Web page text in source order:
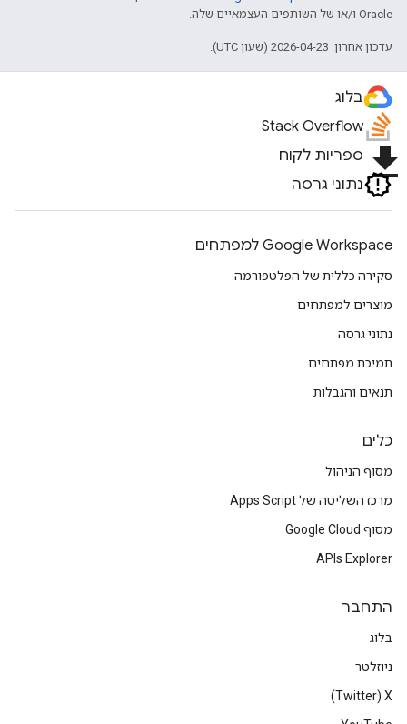
Oracle ו/או של השותפים העצמאיים שלה.
עדכון אחרון: 2026-04-23 (שעון UTC).
בלוג
Stack Overflow
file_download ספריות לקוח
נתוני גרסה
Google Workspace למפתחים
סקירה כללית של הפלטפורמה
מוצרים למפתחים
נתוני גרסה
תמיכת מפתחים
תנאים והגבלות
כלים
מסוף הניהול
מרכז השליטה של Apps Script
מסוף Google Cloud
APIs Explorer
התחבר
בלוג
ניוזלטר
X‏ (Twitter)